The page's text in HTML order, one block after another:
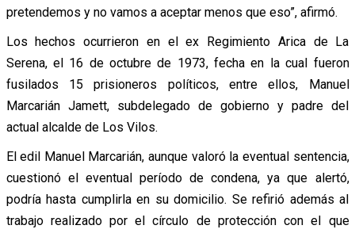
pretendemos y no vamos a aceptar menos que eso”, afirmó.
Los hechos ocurrieron en el ex Regimiento Arica de La
Serena, el 16 de octubre de 1973, fecha en la cual fueron
fusilados 15 prisioneros políticos, entre ellos, Manuel
Marcarián Jamett, subdelegado de gobierno y padre del
actual alcalde de Los Vilos.
El edil Manuel Marcarián, aunque valoró la eventual sentencia,
cuestionó el eventual período de condena, ya que alertó,
podría hasta cumplirla en su domicilio. Se refirió además al
trabajo realizado por el círculo de protección con el que